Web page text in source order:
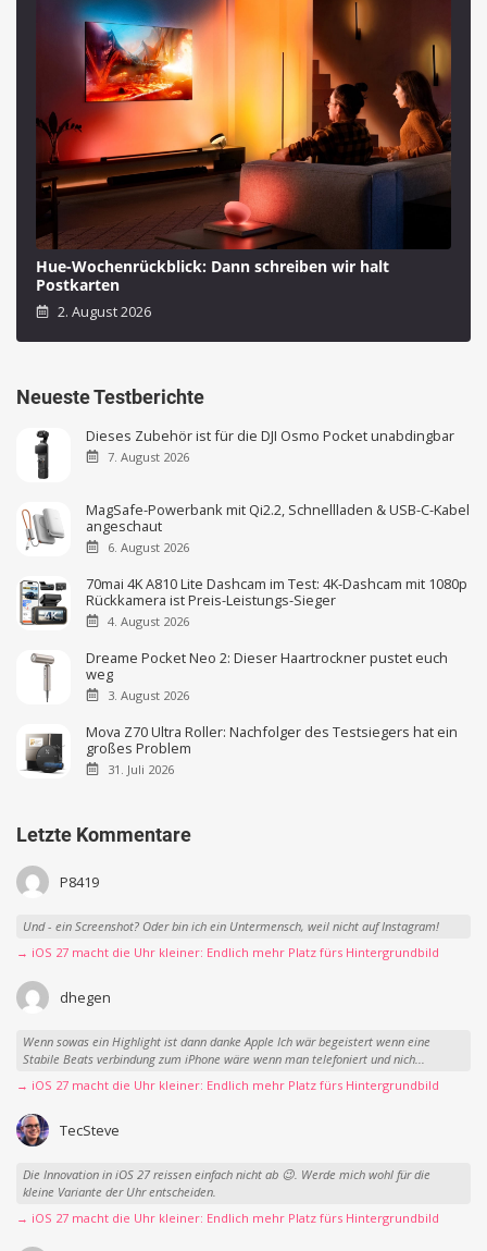
Hue-Wochenrückblick: Dann schreiben wir halt
Postkarten
2. August 2026
Neueste Testberichte
Dieses Zubehör ist für die DJI Osmo Pocket unabdingbar
7. August 2026
MagSafe-Powerbank mit Qi2.2, Schnellladen & USB-C-Kabel
angeschaut
6. August 2026
70mai 4K A810 Lite Dashcam im Test: 4K-Dashcam mit 1080p
Rückkamera ist Preis-Leistungs-Sieger
4. August 2026
Dreame Pocket Neo 2: Dieser Haartrockner pustet euch
weg
3. August 2026
Mova Z70 Ultra Roller: Nachfolger des Testsiegers hat ein
großes Problem
31. Juli 2026
Letzte Kommentare
P8419
Und - ein Screenshot? Oder bin ich ein Untermensch, weil nicht auf Instagram!
→ iOS 27 macht die Uhr kleiner: Endlich mehr Platz fürs Hintergrundbild
dhegen
Wenn sowas ein Highlight ist dann danke Apple Ich wär begeistert wenn eine
Stabile Beats verbindung zum iPhone wäre wenn man telefoniert und nich...
→ iOS 27 macht die Uhr kleiner: Endlich mehr Platz fürs Hintergrundbild
TecSteve
Die Innovation in iOS 27 reissen einfach nicht ab 😉. Werde mich wohl für die
kleine Variante der Uhr entscheiden.
→ iOS 27 macht die Uhr kleiner: Endlich mehr Platz fürs Hintergrundbild